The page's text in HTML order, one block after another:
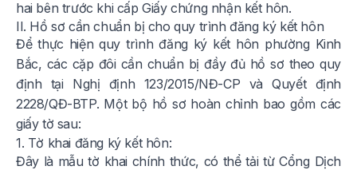
hai bên trước khi cấp Giấy chứng nhận kết hôn.
II. Hồ sơ cần chuẩn bị cho quy trình đăng ký kết hôn
Để thực hiện quy trình đăng ký kết hôn phường Kinh
Bắc, các cặp đôi cần chuẩn bị đầy đủ hồ sơ theo quy
định tại Nghị định 123/2015/NĐ-CP và Quyết định
2228/QĐ-BTP. Một bộ hồ sơ hoàn chỉnh bao gồm các
giấy tờ sau:
1. Tờ khai đăng ký kết hôn:
Đây là mẫu tờ khai chính thức, có thể tải từ Cổng Dịch